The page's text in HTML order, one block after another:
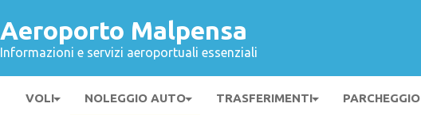
Aeroporto Malpensa
Informazioni e servizi aeroportuali essenziali
VOLI NOLEGGIO AUTO TRASFERIMENTI PARCHEGGIO